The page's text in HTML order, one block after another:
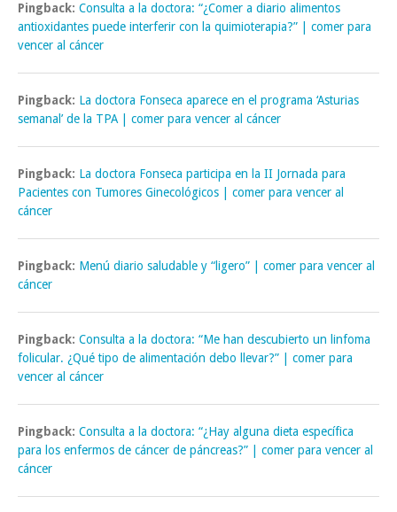
Pingback: Consulta a la doctora: “¿Comer a diario alimentos
antioxidantes puede interferir con la quimioterapia?” | comer para
vencer al cáncer
Pingback: La doctora Fonseca aparece en el programa ‘Asturias
semanal’ de la TPA | comer para vencer al cáncer
Pingback: La doctora Fonseca participa en la II Jornada para
Pacientes con Tumores Ginecológicos | comer para vencer al
cáncer
Pingback: Menú diario saludable y “ligero” | comer para vencer al
cáncer
Pingback: Consulta a la doctora: “Me han descubierto un linfoma
folicular. ¿Qué tipo de alimentación debo llevar?” | comer para
vencer al cáncer
Pingback: Consulta a la doctora: “¿Hay alguna dieta específica
para los enfermos de cáncer de páncreas?” | comer para vencer al
cáncer